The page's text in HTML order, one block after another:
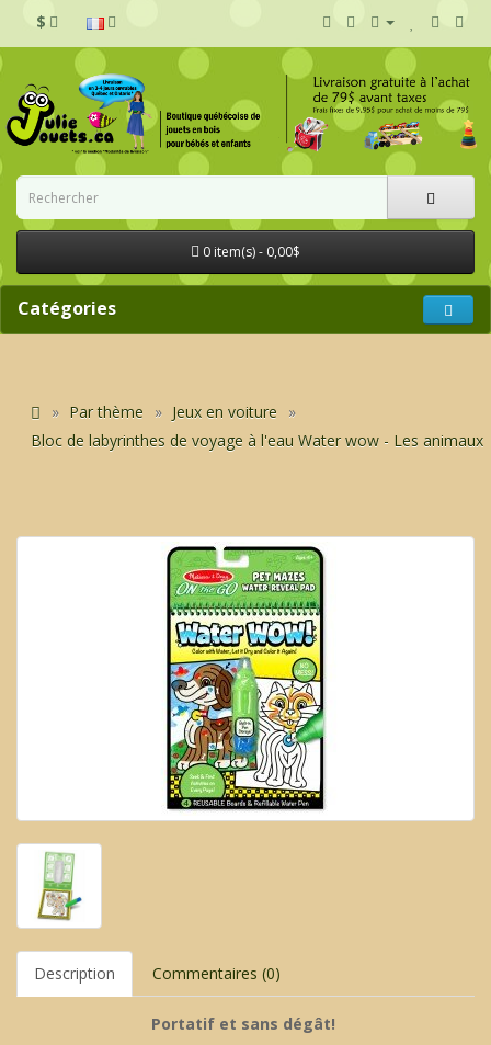
$
0 item(s) - 0,00$
Catégories
Par thème
Jeux en voiture
Bloc de labyrinthes de voyage à l'eau Water wow - Les animaux
Description Commentaires (0)
Portatif et sans dégât!